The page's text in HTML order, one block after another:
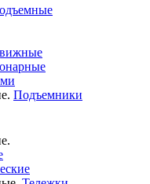
Подъемники